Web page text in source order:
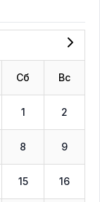
Сб Вс
1 2
8 9
15 16